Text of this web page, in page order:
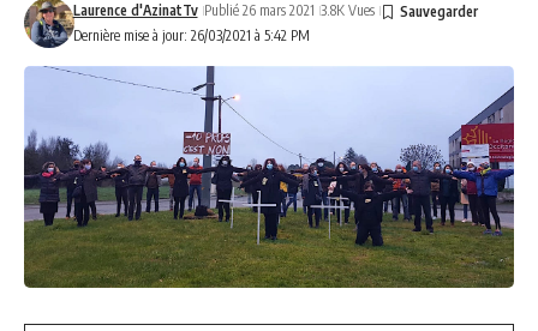
Dernière mise à jour: 26/03/2021 à 5:42 PM
Laurence d'AzinatTv Publié 26 mars 2021 3.8K Vues